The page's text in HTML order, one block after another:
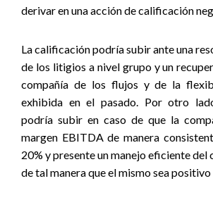
derivar en una acción de calificación
La calificación podría subir ante una
de los litigios a nivel grupo y un
compañía de los flujos y de la
exhibida en el pasado. Por otro
podría subir en caso de que la
margen EBITDA de manera
20% y presente un manejo eficiente
de tal manera que el mismo sea